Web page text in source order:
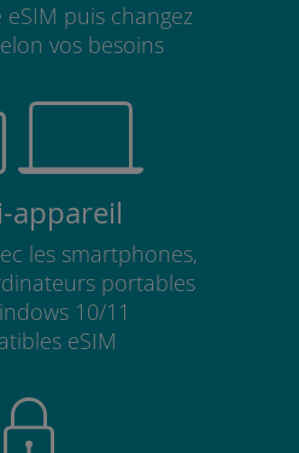
puis changez
vos besoins
appareil
les smartphones,
portables
10/11
eSIM